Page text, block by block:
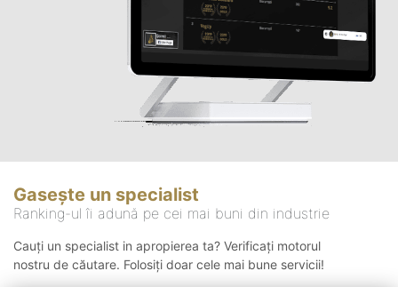
Gasește un specialist
Ranking-ul îi adună pe cei mai buni din industrie
Cauți un specialist in apropierea ta? Verificați motorul
nostru de căutare. Folosiți doar cele mai bune servicii!